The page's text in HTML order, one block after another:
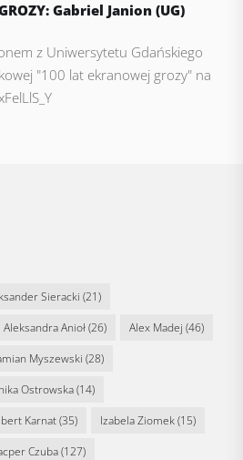
Gabriel Janion (UG)
z Uniwersytetu Gdańskiego
"100 lat ekranowej grozy" na
Sieracki (21)
Aleksandra Anioł(26) Alex Madej (46)
Myszewski (28)
Ostrowska(14)
Karnat(35) Izabela Ziomek(15)
Czuba(127)